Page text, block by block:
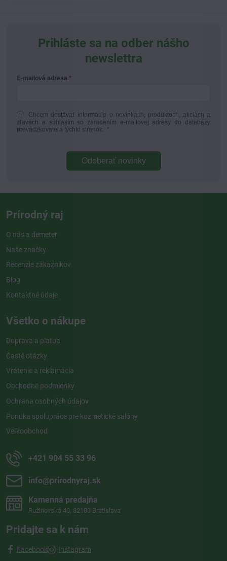
Prihláste sa na odber nášho
newslettra
E-mailová adresa
Chcem dostávať informácie o novinkách, produktoch, akciách a
zľavách a súhlasím so zaradením e-mailovej adresy do databázy
prevádzkovateľa týchto stránok.
*
Odoberať novinky
Prírodný raj
O nás a demeter
Naše značky
Recenzie zákazníkov
Blog
Kontaktné údaje
Všetko o nákupe
Doprava a platba
Časté otázky
Vrátenie a reklamácia
Obchodné podmienky
Ochrana osobných údajov
Ponuka spolupráce pre kozmetické salóny
Veľkoobchod
+421 904 55 33 96
info​@prirodnyraj​.sk
Kamenná predajňa
Ružinovská 40, 82103 Bratislava
Pridajte sa k nám
Facebook Instagram